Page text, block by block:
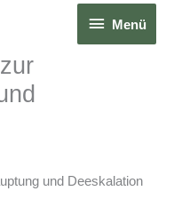
Menü
Menü
und Deeskalation